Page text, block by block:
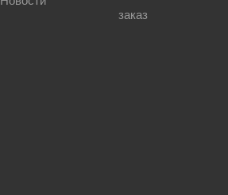
заказ